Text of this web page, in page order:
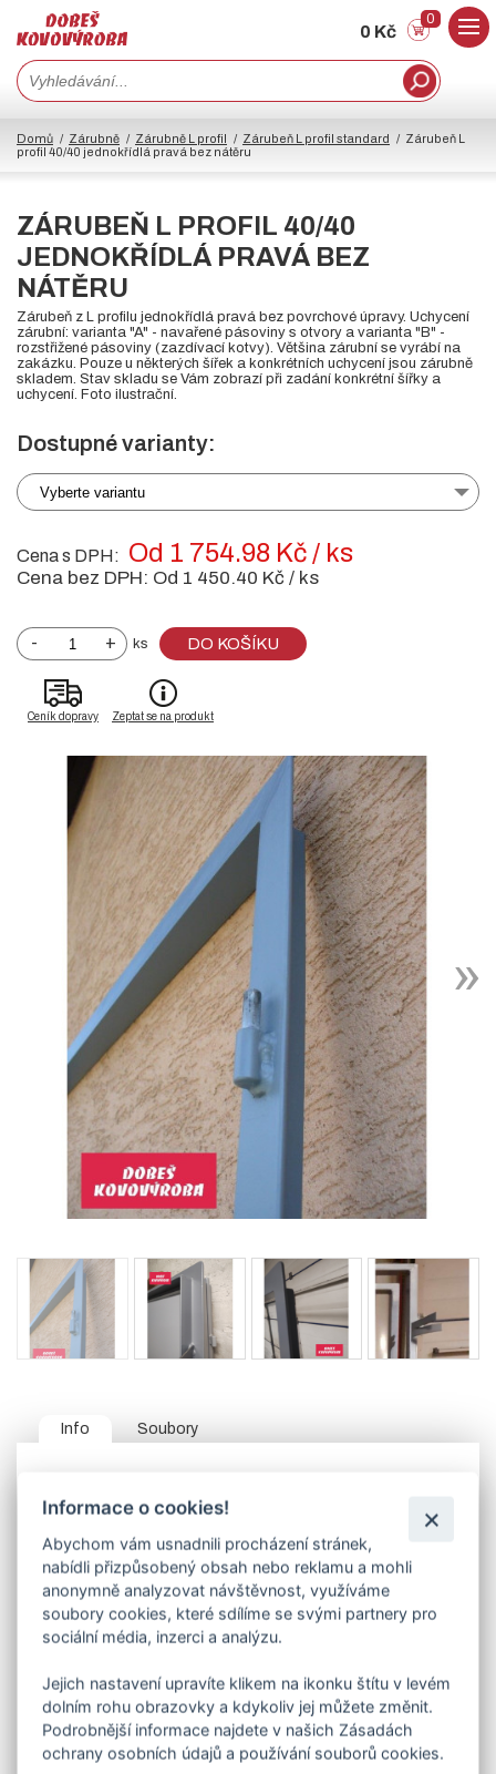
0 Kč
0
Domů Zárubně Zárubně L profil Zárubeň L profil standard
Zárubeň L
profil 40/40 jednokřídlá pravá bez nátěru
ZÁRUBEŇ L PROFIL 40/40
JEDNOKŘÍDLÁ PRAVÁ BEZ
NÁTĚRU
Zárubeň z L profilu jednokřídlá pravá bez povrchové úpravy. Uchycení
zárubní: varianta "A" - navařené pásoviny s otvory a varianta "B" -
rozstřižené pásoviny (zazdívací kotvy). Většina zárubní se vyrábí na
zakázku. Pouze u některých šířek a konkrétních uchycení jsou zárubně
skladem. Stav skladu se Vám zobrazí při zadání konkrétní šířky a
uchycení. Foto ilustrační.
Dostupné varianty:
Vyberte variantu
Cena s DPH: Od 1 754.98 Kč / ks
Cena bez DPH: Od 1 450.40 Kč / ks
- + ks DO KOŠÍKU
Ceník dopravy Zeptat se na produkt
Info Soubory
k objednaným dveřím, některé zárubně
s konkrétním uchycením máme vyrobeny na sklad.
Boční a horní část zárubněje vyrobena z L profilu
40 x 40 mm,ve spodní prahové částise většinou
používápásovina 40/5mm. Součástí zárubně jsou
pevně navařené panty.
V objednávací tabulce e-shopu si vyberte
šířka (dveří) a způsob uchycení zárubně.
Způsob uchycení - viz foto:
varianta A- po bocích jsou navařeny pásoviny s otvory pro
přišroubování
Informace o cookies!
Abychom vám usnadnili procházení stránek,
nabídli přizpůsobený obsah nebo reklamu a mohli
anonymně analyzovat návštěvnost, využíváme
soubory cookies, které sdílíme se svými partnery pro
sociální média, inzerci a analýzu.
Jejich nastavení upravíte klikem na ikonku štítu v levém
dolním rohu obrazovky a kdykoliv jej můžete změnit.
Podrobnější informace najdete v našich Zásadách
ochrany osobních údajů a používání souborů cookies.